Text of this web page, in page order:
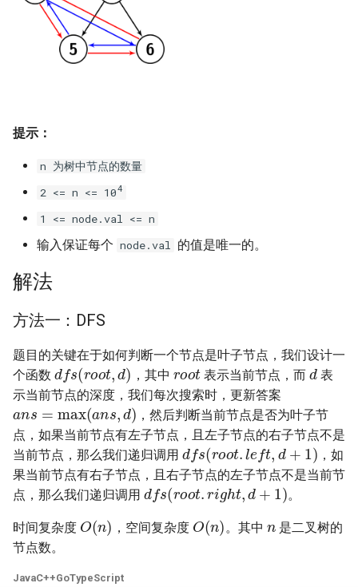
33. 二叉搜索树的后序遍历序
34. 二叉树中和为某一值的路
35. 复杂链表的复制
36. 二叉搜索树与双向链表
38. 字符串的排列
39. 数组中出现次数超过一半
41. 数据流中的中位数
42. 连续子数组的最大和
43. 1 ～ n 整数中 1 出现的次
数
44. 数字序列中某一位的数字
45. 把数组排成最小的数
30. 插入、删除和随机访问都
是 O(1) 的容器
31. 最近最少使用缓存
33. 变位词组
34. 外星语言是否排序
35. 最小时间差
39. 直方图最大矩形面积
40. 矩阵中最大的矩形
41. 滑动窗口的平均值
42. 最近请求次数
43. 往完全二叉树添加节点
44. 二叉树每层的最大值
5.1. 插入
5.2. 二进制数转字符串
5.6. 整数转换
5.7. 配对交换
8.3. 魔术索引
8.4. 幂集
8.5. 递归乘法
8.6. 汉诺塔问题
8.7. 无重复字符串的排列组合
8.8. 有重复字符串的排列组合
提示：
n 为树中节点的数量
2 <= n <= 104
1 <= node.val <= n
输入保证每个 node.val 的值是唯一的。
解法
方法一：DFS
题目的关键在于如何判断一个节点是叶子节点，我们设计一
个函数
dfs(root,d)
，其中
root
表示当前节点，而
d
表
示当前节点的深度，我们每次搜索时，更新答案
ans= max(an s d)
，然后判断当前节点是否为叶子节
点，如果当前节点有左子节点，且左子节点的右子节点不是
当前节点，那么我们递归调用
dfs(ro ot.left,d +1)
，如
果当前节点有右子节点，且右子节点的左子节点不是当前节
点，那么我们递归调用
dfs(r o ot.right, d+1)
。
时间复杂度
O ( n)
，空间复杂度
O ( n)
。其中
是二叉树的
节点数。
JavaC++GoTypeScript